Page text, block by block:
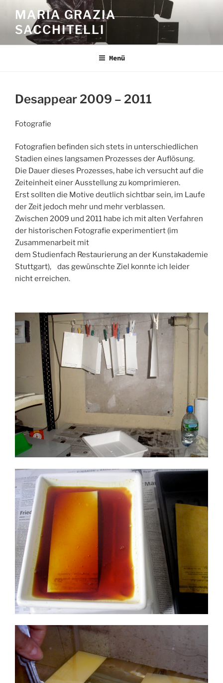
Inhalt
springen
MARIA GRAZIA
SACCHITELLI
Menü
Desappear 2009 – 2011
Fotografie
Fotografien befinden sich stets in unterschiedlichen
Stadien eines langsamen Prozesses der Auflösung.
Die Dauer dieses Prozesses, habe ich versucht auf die
Zeiteinheit einer Ausstellung zu komprimieren.
Erst sollten die Motive deutlich sichtbar sein, im Laufe
der Zeit jedoch mehr und mehr verblassen.
Zwischen 2009 und 2011 habe ich mit alten Verfahren
der historischen Fotografie experimentiert (im
Zusammenarbeit mit
dem Studienfach Restaurierung an der Kunstakademie
Stuttgart), das gewünschte Ziel konnte ich leider
nicht erreichen.